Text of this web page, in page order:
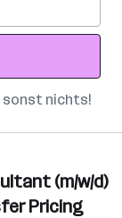
sonst nichts!
(m/w/d)
Pricing